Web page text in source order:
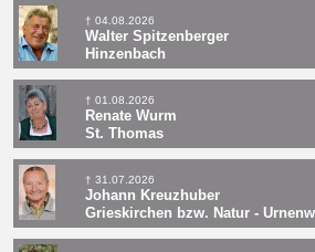
† 04.08.2026
Walter Spitzenberger
Hinzenbach
† 01.08.2026
Renate Wurm
St. Thomas
† 31.07.2026
Johann Kreuzhuber
Grieskirchen bzw. Natur -